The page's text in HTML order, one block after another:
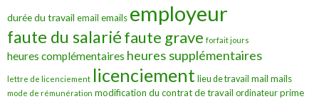
durée du travail email emails employeur
faute du salariéfaute grave forfait jours
heures complémentaires heures supplémentaires
lettre de licenciement licenciement lieu de travail mail mails
mode de rémunération modification du contrat de travail ordinateur prime